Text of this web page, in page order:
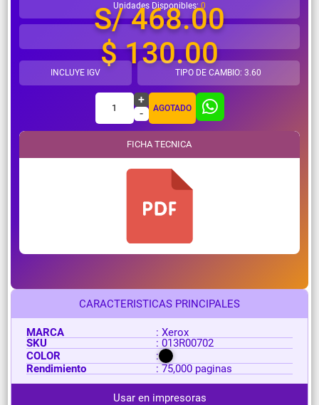
CARACTERISTICAS PRINCIPALES
MARCA
: Xerox
SKU
: 013R00702
COLOR
:
Rendimiento
: 75,000 paginas
Usar en impresoras
Unidades Disponibles:0
S/ 468.00
$ 130.00
INCLUYE IGV TIPO DE CAMBIO: 3.60
1
+
-
AGOTADO
FICHA TECNICA